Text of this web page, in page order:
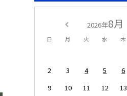
2026年8月
日 月 火 水 木
2
3 4 5 6
9
10 11 12 13